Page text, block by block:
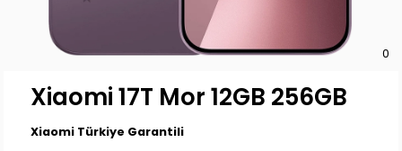
0
Xiaomi 17T Mor 12GB 256GB
Xiaomi Türkiye Garantili